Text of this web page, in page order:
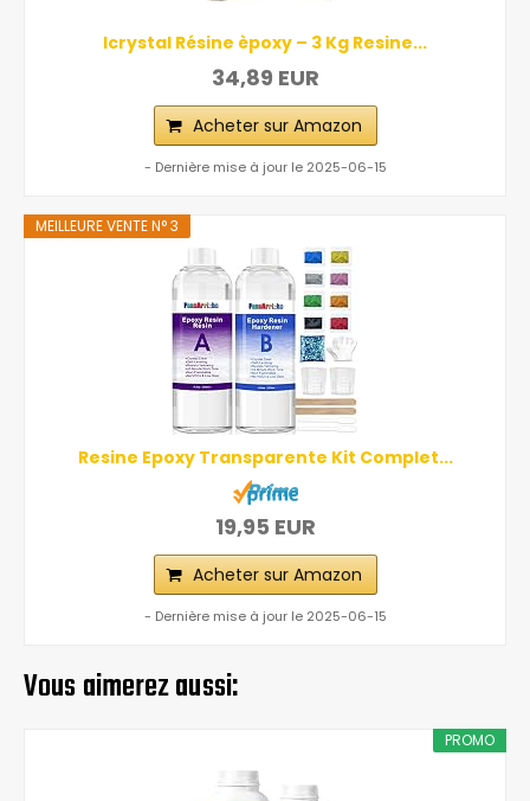
Icrystal Résine èpoxy – 3 Kg Resine...
34,89 EUR
Acheter sur Amazon
- Dernière mise à jour le 2025-06-15
MEILLEURE VENTE N° 3
Resine Epoxy Transparente Kit Complet...
19,95 EUR
Acheter sur Amazon
- Dernière mise à jour le 2025-06-15
Vous aimerez aussi:
PROMO